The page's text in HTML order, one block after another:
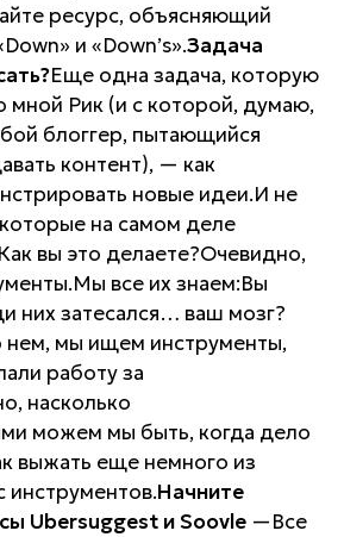
ресурс, объясняющий
и «Down’s».Задача
Еще одна задача, которую
мной Рик (и с которой, думаю,
блоггер, пытающийся
контент), — как
новые идеи.И не
на самом деле
вы это делаете?Очевидно,
все их знаем:Вы
них затесался… ваш мозг?
нем, мы ищем инструменты,
работу за
насколько
можем мы быть, когда дело
выжать еще немного из
Начните
Ubersuggest и Soovle —Все